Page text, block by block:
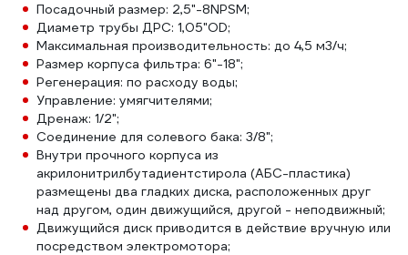
Посадочный размер: 2,5"-8NPSM;
Диаметр трубы ДРС: 1,05"OD;
Максимальная производительность: до 4,5 м3/ч;
Размер корпуса фильтра: 6"-18";
Регенерация: по расходу воды;
Управление: умягчителями;
Дренаж: 1/2";
Соединение для солевого бака: 3/8";
Внутри прочного корпуса из
акрилонитрилбутадиентстирола (АБС-пластика)
размещены два гладких диска, расположенных друг
над другом, один движущийся, другой - неподвижный;
Движущийся диск приводится в действие вручную или
посредством электромотора;